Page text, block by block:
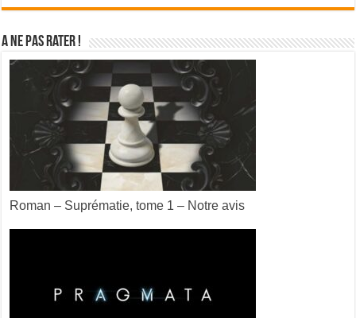
A ne pas rater !
Roman – Suprématie, tome 1 – Notre avis